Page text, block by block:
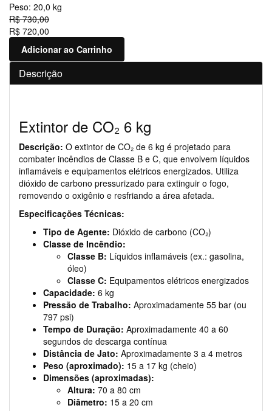
Peso: 20,0 kg
R$ 730,00
R$ 720,00
Adicionar ao Carrinho
Descrição
Extintor de CO₂ 6 kg
Descrição: O extintor de CO₂ de 6 kg é projetado para
combater incêndios de Classe B e C, que envolvem líquidos
inflamáveis e equipamentos elétricos energizados. Utiliza
dióxido de carbono pressurizado para extinguir o fogo,
removendo o oxigênio e resfriando a área afetada.
Especificações Técnicas:
Tipo de Agente: Dióxido de carbono (CO₂)
Classe de Incêndio:
Classe B: Líquidos inflamáveis (ex.: gasolina,
óleo)
Classe C: Equipamentos elétricos energizados
Capacidade: 6 kg
Pressão de Trabalho: Aproximadamente 55 bar (ou
797 psi)
Tempo de Duração: Aproximadamente 40 a 60
segundos de descarga contínua
Distância de Jato: Aproximadamente 3 a 4 metros
Peso (aproximado): 15 a 17 kg (cheio)
Dimensões (aproximadas):
Altura: 70 a 80 cm
Diâmetro: 15 a 20 cm